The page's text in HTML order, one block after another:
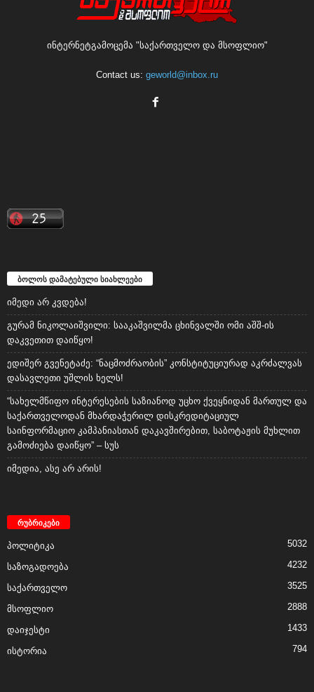
ინტერნეტგამოცემა "საქართველო და მსოფლიო"
Contact us: geworld@inbox.ru
ბოლოს დამატებული სიახლეები
იმედი არ კვდება!
გურამ ნიკოლაიშვილი: სააკაშვილმა ცხინვალში ომი აშშ-ის
დაკვეთით დაიწყო!
ედიშერ გვენეტაძე: “ნაცმოძრაობის” კონსტიტუციურად აკრძალვას
დასავლეთი უშლის ხელს!
“სახელმწიფო ინტერესების საზიანოდ უცხო ქვეყნიდან მართულ და
საქართველოდან მხარდაჭერილ დისკრედიტაციულ
საინფორმაციო კამპანიასთან დაკავშირებით, საბოტაჟის მუხლით
გამოძიება დაიწყო” – სუს
იმედია, ასე არ არის!
რუბრიკები
პოლიტიკა 5032
საზოგადოება 4232
საქართველო 3525
მსოფლიო 2888
დაიჯესტი 1433
ისტორია 794